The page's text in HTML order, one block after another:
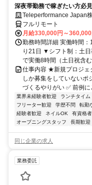
深夜帯勤務で稼ぎたい方必
Teleperformance Japan
フルリモート
月給330,000円～360,000
勤務時間詳細 実働時間
り21日 ▼シフト制：土
で実働8時間（土日祝含
仕事内容 ★新規プロジェ
しか募集をしていないポ
づくるやりがい ✅ 前例
業界未経験者歓迎 ランチタイム
フリーター歓迎
学歴不問 転勤
経験者歓迎
ネイルOK 有資格
オープニングスタッフ
長期歓迎
同じ企業の求人
業務委託